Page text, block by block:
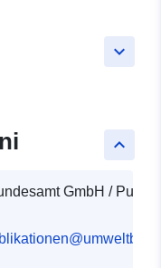
keyboard_arrow_down
keyboard_arrow_up
GmbH /